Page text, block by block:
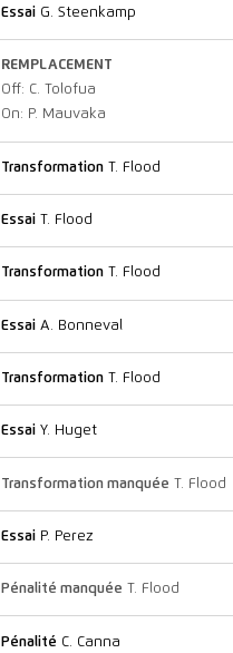
EssaiG. Steenkamp
REMPLACEMENT
Off: C. Tolofua
On: P. Mauvaka
TransformationT. Flood
EssaiT. Flood
TransformationT. Flood
EssaiA. Bonneval
TransformationT. Flood
EssaiY. Huget
Transformation manquée T. Flood
EssaiP. Perez
Pénalité manquée T. Flood
Pénalité C. Canna